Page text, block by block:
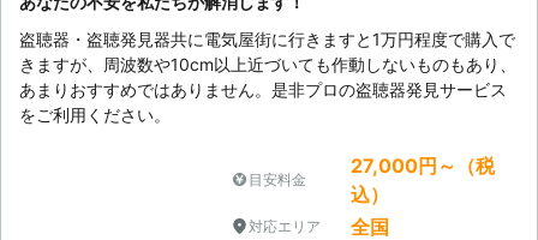
盗聴器・盗聴発見器共に電気屋街に行きますと1万円程度で購入で
きますが、周波数や10cm以上近づいても作動しないものもあり、
あまりおすすめではありません。是非プロの盗聴器発見サービス
をご利用ください。
目安料金
27,000円～（税
込）
対応エリア 全国